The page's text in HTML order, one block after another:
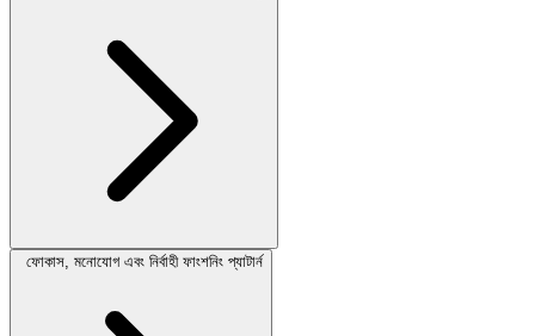
ফোকাস, মনোযোগ এবং নির্বাহী ফাংশনিং প্যাটার্ন